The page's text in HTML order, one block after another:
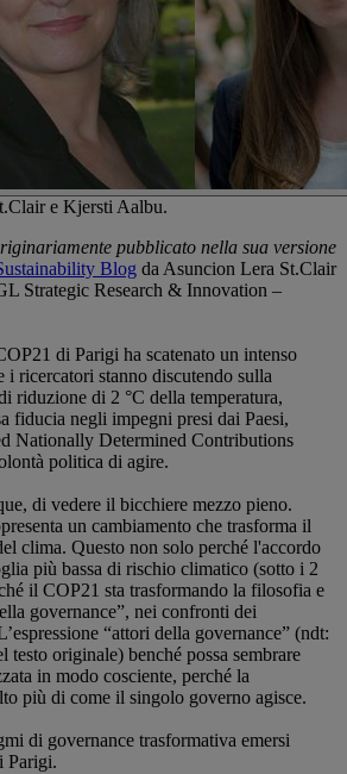
e Kjersti Aalbu.
pubblicato nella sua versione
Blog da Asuncion Lera St.Clair
Strategic Research & Innovation –
di Parigi ha scatenato un intenso
ricercatori stanno discutendo sulla
riduzione di 2 °C della temperatura,
fiducia negli impegni presi dai Paesi,
Nationally Determined Contributions
politica di agire.
di vedere il bicchiere mezzo pieno.
un cambiamento che trasforma il
clima. Questo non solo perché l'accordo
più bassa di rischio climatico (sotto i 2
il COP21 sta trasformando la filosofia e
governance”, nei confronti dei
“attori della governance” (ndt:
testo originale) benché possa sembrare
in modo cosciente, perché la
più di come il singolo governo agisce.
di governance trasformativa emersi
Parigi.